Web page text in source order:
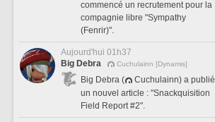
commencé un recrutement pour la
compagnie libre "Sympathy
(Fenrir)".
Aujourd'hui 01h37
Big Debra
Cuchulainn [Dynamis]
Big Debra (
Cuchulainn) a publié
un nouvel article : "Snackquisition
Field Report #2".